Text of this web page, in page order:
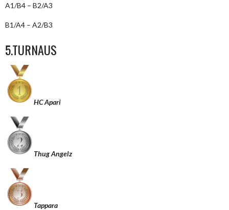
A1/B4 – B2/A3
B1/A4 – A2/B3
5.TURNAUS
HC Apari
Thug Angelz
Tappara